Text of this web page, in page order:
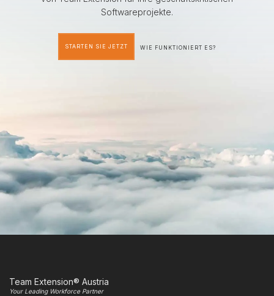
Softwareprojekte.
STARTEN SIE JETZT WIE FUNKTIONIERT ES?
Team Extension® Austria
Your Leading Workforce Partner